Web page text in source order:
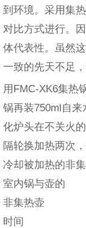
到环境。采用集
对比方式进行。
体代表性。虽然
一致的先天不足
用FMC-XK6集热
锅再装750ml自
化炉头在不关火
隔轮换加热两次
冷却被加热的非
室内锅与壶的
非集热壶
时间